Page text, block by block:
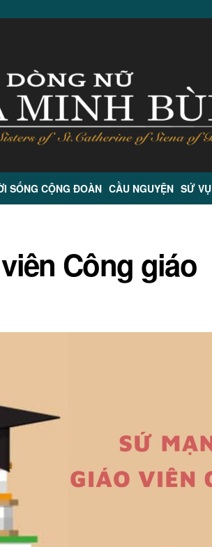
SỐNG CỘNG ĐOÀN CẦU NGUYỆN SỨ VỤ
Công giáo